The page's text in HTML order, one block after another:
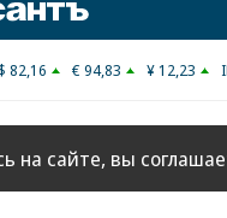
82,16 € 94,83 ¥ 12,23
на сайте, вы